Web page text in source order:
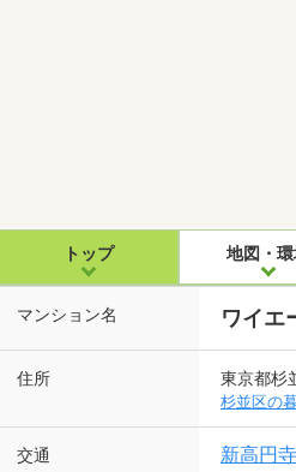
トップ 地図・
マンション名 ワイエ
住所 東京都杉
杉並区の
交通 新高円